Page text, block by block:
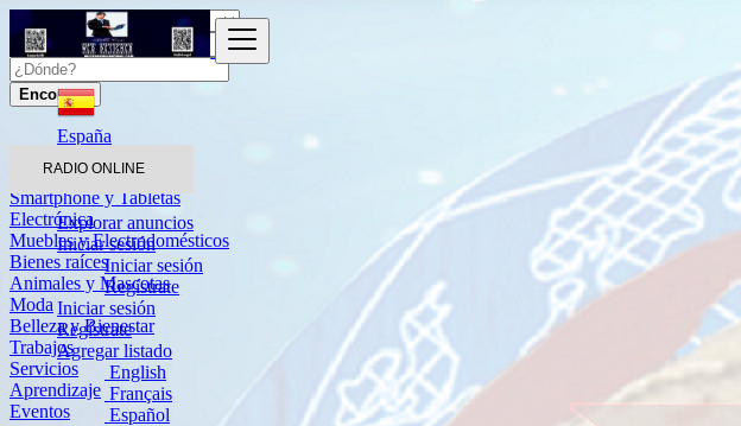
RADIO ONLINE
Explorar anuncios
Iniciar sesión
Iniciar sesión
Regístrate
Iniciar sesión
Regístrate
Agregar listado
English
Français
Español
Encontrar
España
Automóviles
Smartphone y Tabletas
Electrónica
Muebles y Electrodomésticos
Bienes raíces
Animales y Mascotas
Moda
Belleza y Bienestar
Trabajos
Servicios
Aprendizaje
Eventos